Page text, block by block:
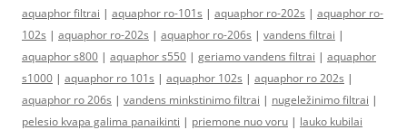
aquaphor filtrai | aquaphor ro-101s | aquaphor ro-202s | aquaphor ro-
102s | aquaphor ro-202s | aquaphor ro-206s | vandens filtrai |
aquaphor s800 | aquaphor s550 | geriamo vandens filtrai | aquaphor
s1000 | aquaphor ro 101s | aquaphor 102s | aquaphor ro 202s |
aquaphor ro 206s | vandens minkstinimo filtrai | nugeležinimo filtrai |
pelesio kvapa galima panaikinti | priemone nuo voru | lauko kubilai